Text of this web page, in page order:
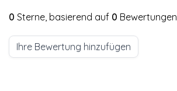
0 Sterne, basierend auf 0 Bewertungen
Ihre Bewertung hinzufügen